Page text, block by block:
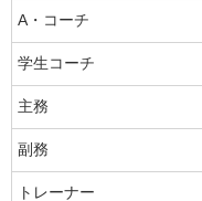
A・コーチ
学生コーチ
主務
副務
トレーナー